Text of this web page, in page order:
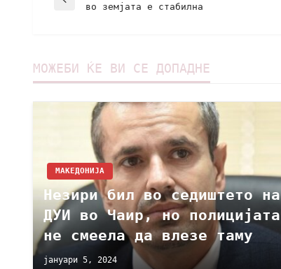
во земјата е стабилна
МОЖЕБИ ЌЕ ВИ СЕ ДОПАДНЕ
МАКЕДОНИЈА
Незири бил во седиштето на
ДУИ во Чаир, но полицијата
не смеела да влезе таму
јануари 5, 2024
МАКЕДОНИЈА